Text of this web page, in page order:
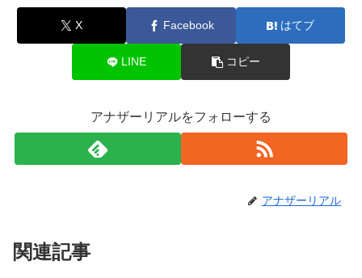
X Facebook はてブ
LINE コピー
アナザーリアルをフォローする
アナザーリアル
関連記事